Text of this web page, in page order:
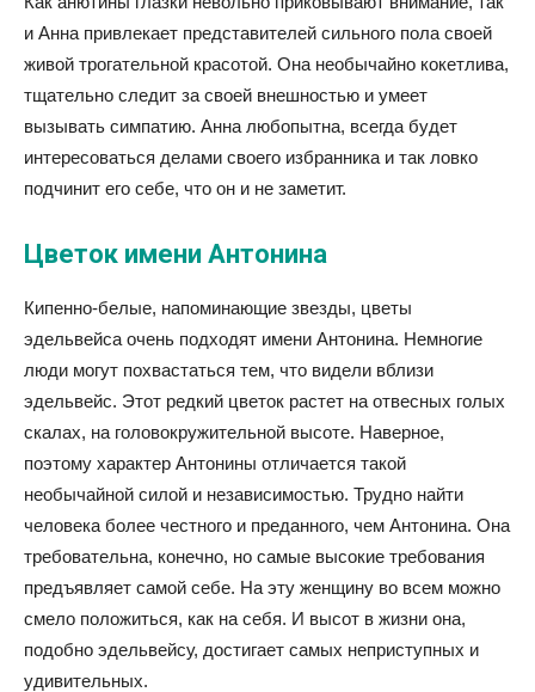
и Анна привлекает представителей сильного пола своей
живой трогательной красотой. Она необычайно кокетлива,
тщательно следит за своей внешностью и умеет
вызывать симпатию. Анна любопытна, всегда будет
интересоваться делами своего избранника и так ловко
подчинит его себе, что он и не заметит.
Цветок имени Антонина
Кипенно-белые, напоминающие звезды, цветы
эдельвейса очень подходят имени Антонина. Немногие
люди могут похвастаться тем, что видели вблизи
эдельвейс. Этот редкий цветок растет на отвесных голых
скалах, на головокружительной высоте. Наверное,
поэтому характер Антонины отличается такой
необычайной силой и независимостью. Трудно найти
человека более честного и преданного, чем Антонина. Она
требовательна, конечно, но самые высокие требования
предъявляет самой себе. На эту женщину во всем можно
смело положиться, как на себя. И высот в жизни она,
подобно эдельвейсу, достигает самых неприступных и
удивительных.